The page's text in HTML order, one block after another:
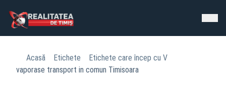
Acasă Etichete
Etichete care încep cu V
vaporase transport in comun Timisoara